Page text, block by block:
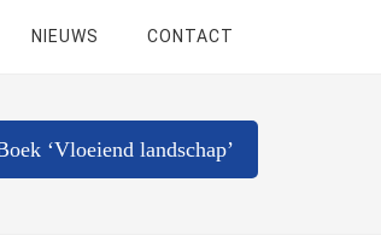
NIEUWS CONTACT
‘Vloeiend landschap’